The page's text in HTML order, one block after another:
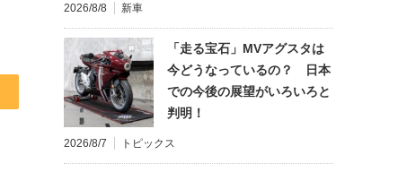
2026/8/8 新車
「走る宝石」MVアグスタは
今どうなっているの？ 日本
での今後の展望がいろいろと
判明！
2026/8/7 トピックス